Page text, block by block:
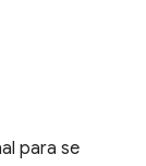
para se